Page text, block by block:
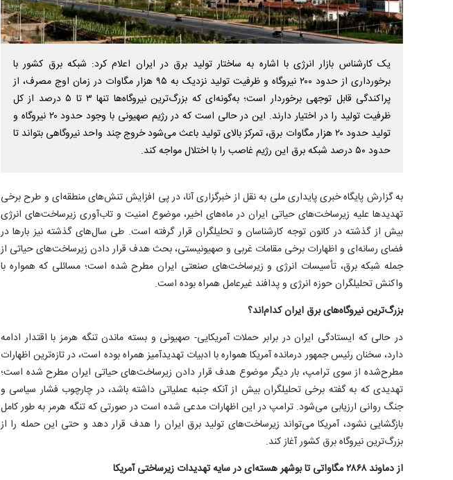
یک کارشناس بازار انرژی با اشاره به ساختار تولید برق در ایران اعلام کرد: شبکه برق کشور با
برخورداری از حدود ۲۰۰ نیروگاه و ظرفیت تولید نزدیک به ۹۵ هزار مگاوات در زمان اوج مصرف، از
پراکندگی قابل توجهی برخوردار است؛ به‌گونه‌ای که بزرگ‌ترین نیروگاه‌ها تنها ۳ تا ۵ درصد از کل
ظرفیت تولید را در اختیار دارند. این در حالی است که در رژیم صهیونی با وجود حدود ۲۰ نیروگاه و
تولید حدود ۲۰ هزار مگاوات برق، تمرکز بالای تولید باعث می‌شود خروج چند واحد نیروگاهی بتواند تا
حدود ۵۰ درصد شبکه برق این رژیم غاصب را با اختلال مواجه کند.
به گزارش پایگاه خبری پایداری ملی به نقل از خبرگزاری آنا، در پی افزایش تنش‌های منطقه‌ای و طرح برخی
تهدید‌ها علیه زیرساخت‌های حیاتی ایران در ماه‌های اخیر، موضوع امنیت و تاب‌آوری زیرساخت‌های انرژی
بیش از گذشته در کانون توجه کارشناسان و تحلیلگران قرار گرفته است. طی سال‌های گذشته نیز بار‌ها در
فضای رسانه‌ای و اظهارات برخی مقامات غربی و صهیونیستی، بحث هدف قرار دادن زیرساخت‌های حیاتی از
جمله شبکه برق، تأسیسات انرژی و زیرساخت‌های صنعتی ایران مطرح شده است؛ مسائلی که همواره با
واکنش تحلیلگران حوزه انرژی و پدافند غیرعامل همراه بوده است.
بزرگ‌ترین نیروگاه‌های برق ایران کدام‌اند؟
در حالی که ایستادگی ایران در برابر حملات آمریکایی- صهیونی و بسته ماندن تنگه هرمز با اقتدار ادامه
دارد، سخنان رئیس جمهور درمانده آمریکا همواره با ادبیات تهدیدآمیز همراه بوده است، در تازه‌ترین اظهارات
مطرح‌شده از سوی ترامپ، بار دیگر موضوع هدف قرار دادن زیرساخت‌های حیاتی ایران مطرح شده است؛
تهدیدی که به گفته برخی تحلیلگران بیش از آنکه جنبه عملیاتی داشته باشد، در چارچوب فشار سیاسی و
جنگ روانی ارزیابی می‌شود. ترامپ در این اظهارات مدعی شده است در صورتی که تنگه هرمز به طور کامل
بازگشایی نشود، آمریکا می‌تواند زیرساخت‌های تولید برق ایران را هدف قرار دهد و حتی این حمله را از
بزرگ‌ترین نیروگاه برق کشور آغاز کند.
از دماوند ۲۸۶۸ مگاواتی تا بوشهر هسته‌ای در سایه تهدیدات زیرساختی آمریکا